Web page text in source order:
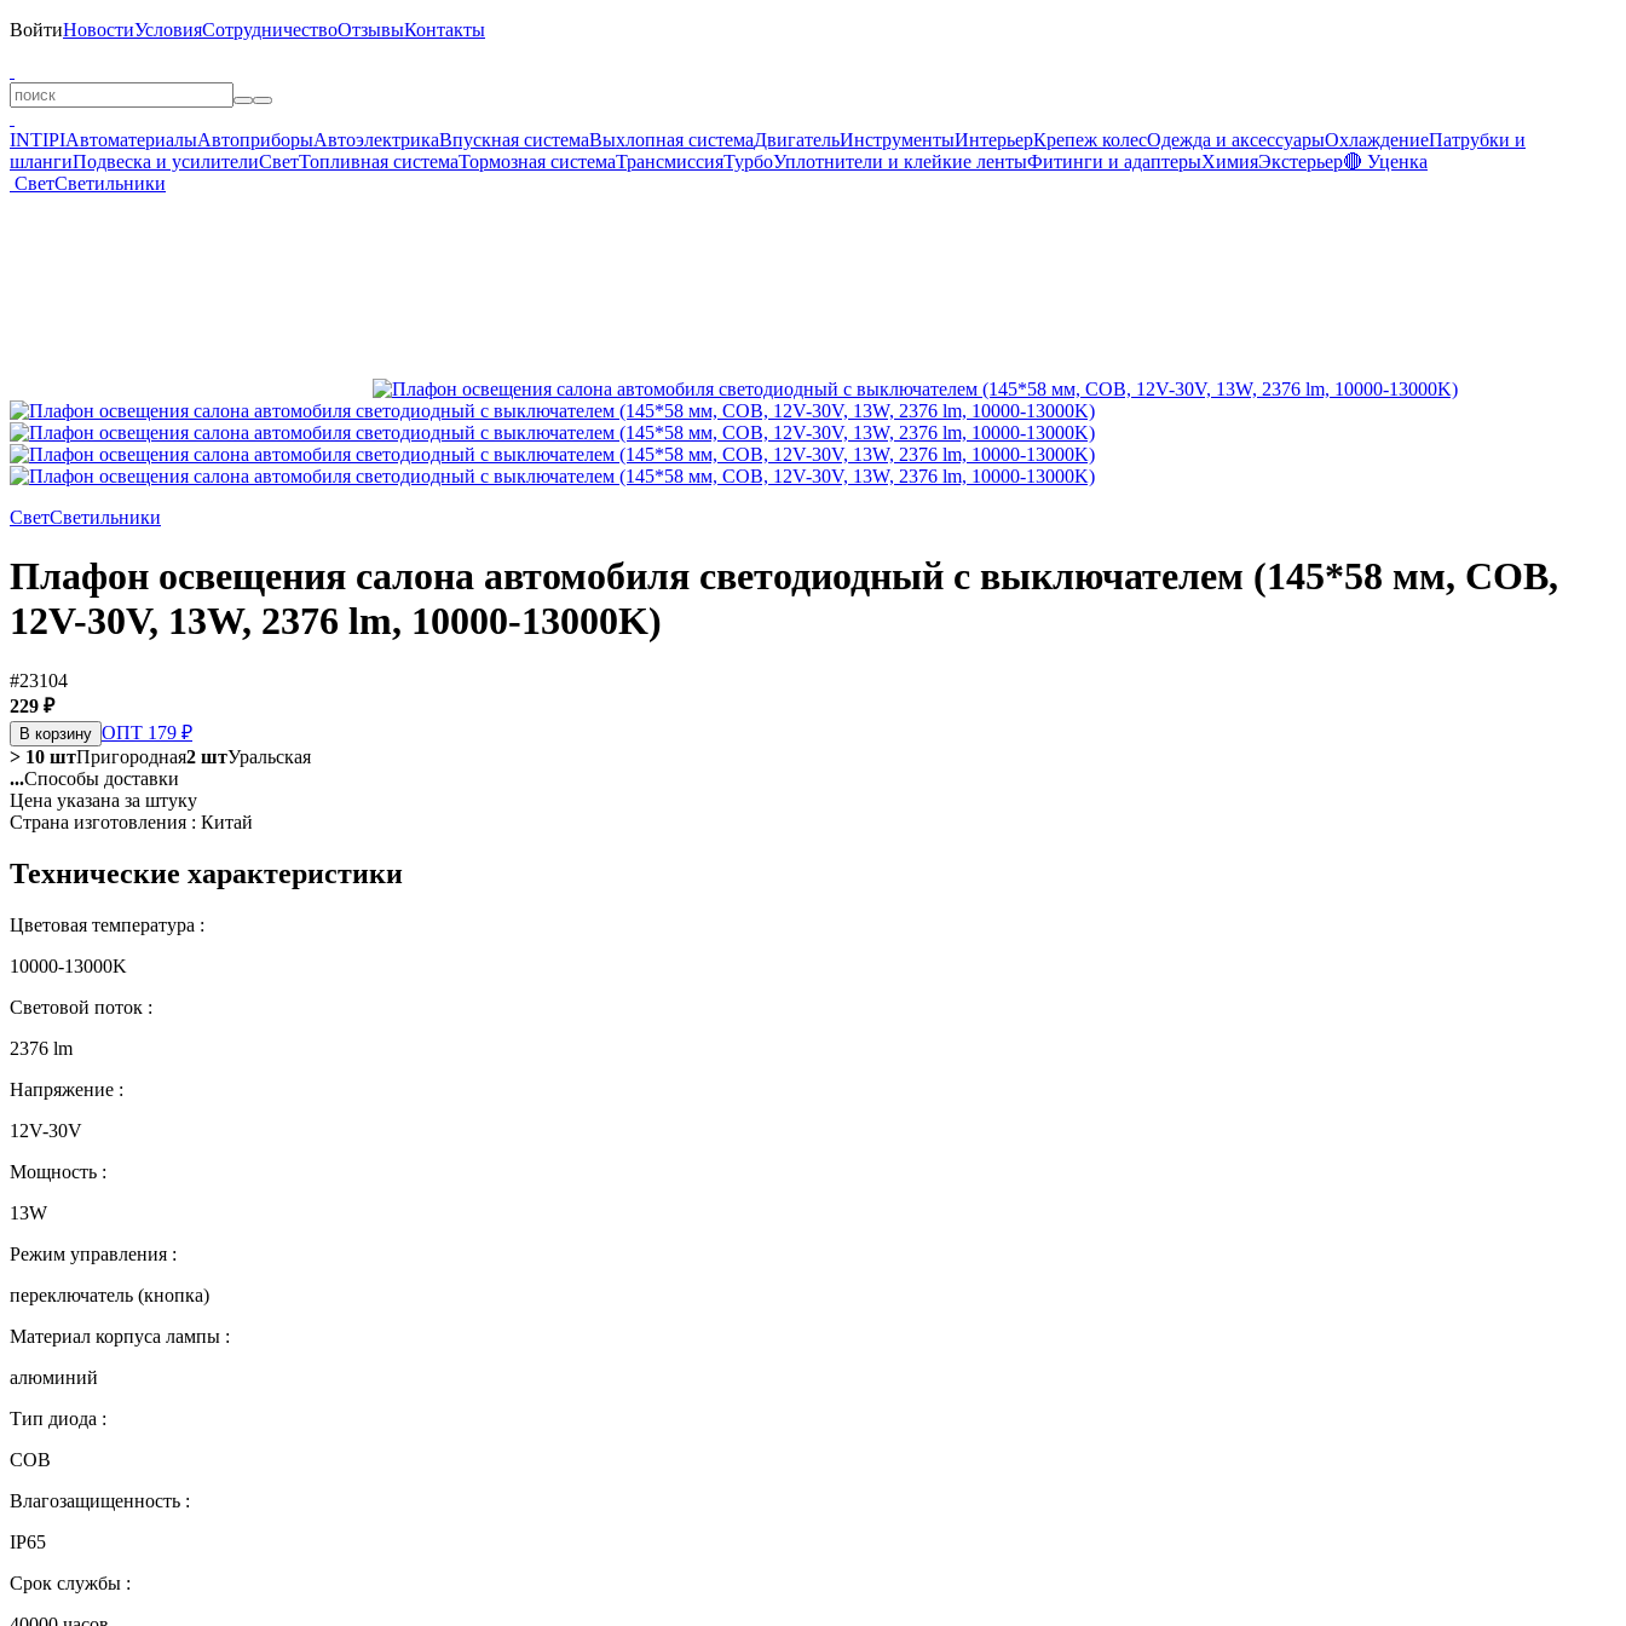
ВойтиНовостиУсловияСотрудничествоОтзывыКонтакты
INTIPIАвтоматериалыАвтоприборыАвтоэлектрикаВпускная системаВыхлопная системаДвигательИнструментыИнтерьерКрепеж колесОдежда и аксессуарыОхлаждениеПатрубки и
шлангиПодвеска и усилителиСветТопливная системаТормозная системаТрансмиссияТурбоУплотнители и клейкие лентыФитинги и адаптерыХимияЭкстерьер🔴 Уценка
СветСветильники
СветСветильники
Плафон освещения салона автомобиля светодиодный с выключателем (145*58 мм, COB,
12V-30V, 13W, 2376 lm, 10000-13000K)
#23104
229 ₽
В корзину ОПТ 179 ₽
> 10 штПригородная2 штУральская
...Способы доставки
Цена указана за штуку
Страна изготовления : Китай
Технические характеристики
Цветовая температура :
10000-13000K
Световой поток :
2376 lm
Напряжение :
12V-30V
Мощность :
13W
Режим управления :
переключатель (кнопка)
Материал корпуса лампы :
алюминий
Тип диода :
COB
Влагозащищенность :
IP65
Срок службы :